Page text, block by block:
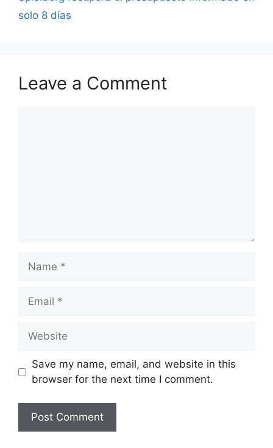
solo 8 días
Leave a Comment
Name
Email
Website
Save my name, email, and website in this
browser for the next time I comment.